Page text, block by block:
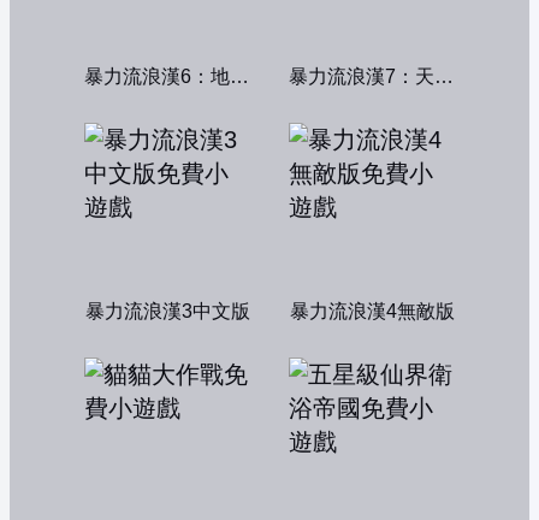
暴力流浪漢6：地獄篇無敵版 暴力流浪漢7：天堂篇無敵版
暴力流浪漢3中文版 暴力流浪漢4無敵版